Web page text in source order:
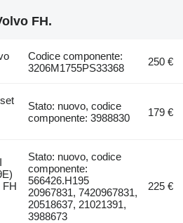
FH.
Codice componente:
3206M1755PS33368
250 €
Stato: nuovo, codice
componente: 3988830
179 €
FH
Stato: nuovo, codice
componente:
566426.H195
20967831, 7420967831,
20518637, 21021391,
3988673
225 €